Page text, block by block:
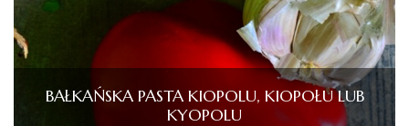
BAŁKAŃSKA PASTA KIOPOLU, KIOPOŁU LUB
KYOPOLU